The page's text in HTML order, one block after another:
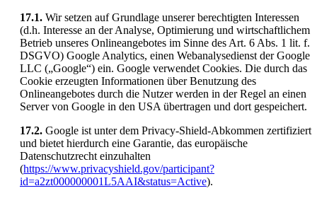
17.1. Wir setzen auf Grundlage unserer berechtigten Interessen
(d.h. Interesse an der Analyse, Optimierung und wirtschaftlichem
Betrieb unseres Onlineangebotes im Sinne des Art. 6 Abs. 1 lit. f.
DSGVO) Google Analytics, einen Webanalysedienst der Google
LLC („Google“) ein. Google verwendet Cookies. Die durch das
Cookie erzeugten Informationen über Benutzung des
Onlineangebotes durch die Nutzer werden in der Regel an einen
Server von Google in den USA übertragen und dort gespeichert.
17.2. Google ist unter dem Privacy-Shield-Abkommen zertifiziert
und bietet hierdurch eine Garantie, das europäische
Datenschutzrecht einzuhalten
(https://www.privacyshield.gov/participant?
id=a2zt000000001L5AAI&status=Active).